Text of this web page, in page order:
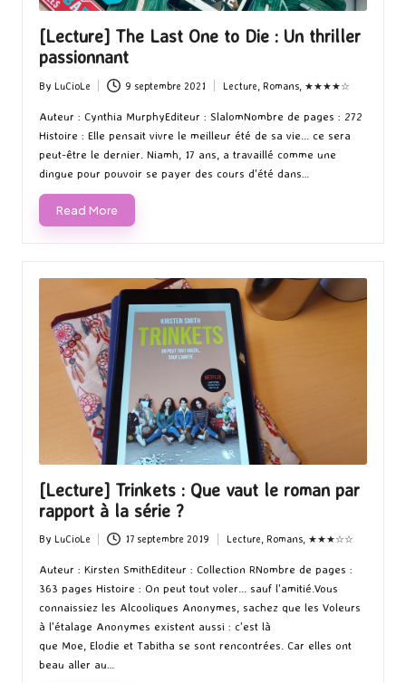
[Lecture] The Last One to Die : Un thriller
passionnant
Posted
by
By LuCioLe 9 septembre 2021
Posted
in
Lecture, Romans, ★★★★☆
Auteur : Cynthia MurphyEditeur : SlalomNombre de pages : 272
Histoire : Elle pensait vivre le meilleur été de sa vie... ce sera
peut-être le dernier. Niamh, 17 ans, a travaillé comme une
dingue pour pouvoir se payer des cours d'été dans…
Read More
[Lecture] Trinkets : Que vaut le roman par
rapport à la série ?
Posted
by
By LuCioLe 17 septembre 2019
in
Lecture, Romans, ★★★☆☆
Auteur : Kirsten SmithEditeur : Collection RNombre de pages :
363 pages Histoire : On peut tout voler... sauf l'amitié.Vous
connaissiez les Alcooliques Anonymes, sachez que les Voleurs
à l'étalage Anonymes existent aussi : c'est là
que Moe, Elodie et Tabitha se sont rencontrées. Car elles ont
beau aller au…